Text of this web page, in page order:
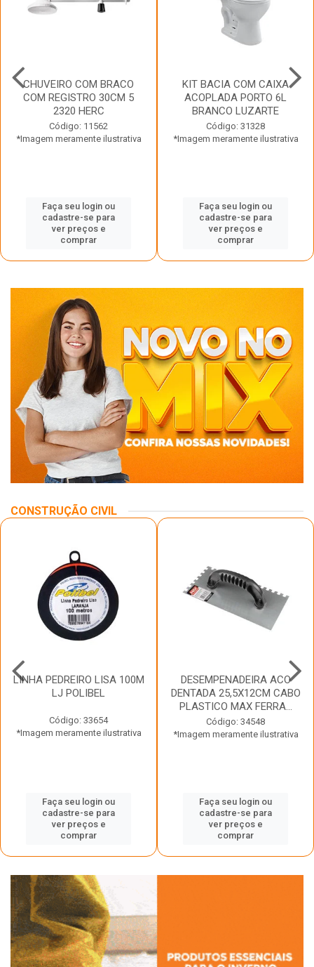
CHUVEIRO COM BRACO
COM REGISTRO 30CM 5
2320 HERC
Código: 11562
*Imagem meramente ilustrativa
Faça seu login ou
cadastre-se para
ver preços e
comprar
KIT BACIA COM CAIXA
ACOPLADA PORTO 6L
BRANCO LUZARTE
Código: 31328
*Imagem meramente ilustrativa
Faça seu login ou
cadastre-se para
ver preços e
comprar
CONSTRUÇÃO CIVIL
LINHA PEDREIRO LISA 100M
LJ POLIBEL
Código: 33654
*Imagem meramente ilustrativa
Faça seu login ou
cadastre-se para
ver preços e
comprar
DESEMPENADEIRA ACO
DENTADA 25,5X12CM CABO
PLASTICO MAX FERRA...
Código: 34548
*Imagem meramente ilustrativa
Faça seu login ou
cadastre-se para
ver preços e
comprar